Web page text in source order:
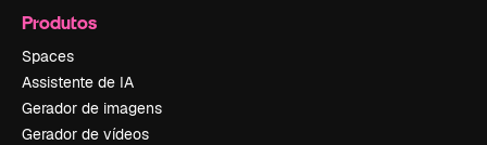
Produtos
Spaces
Assistente de IA
Gerador de imagens
Gerador de vídeos